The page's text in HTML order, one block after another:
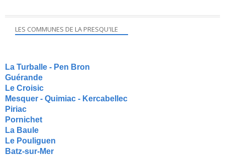
LES COMMUNES DE LA PRESQU'ILE
La Turballe - Pen Bron
Guérande
Le Croisic
Mesquer - Quimiac - Kercabellec
Piriac
Pornichet
La Baule
Le Pouliguen
Batz-sur-Mer